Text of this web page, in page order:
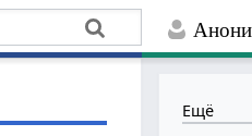
Ещё